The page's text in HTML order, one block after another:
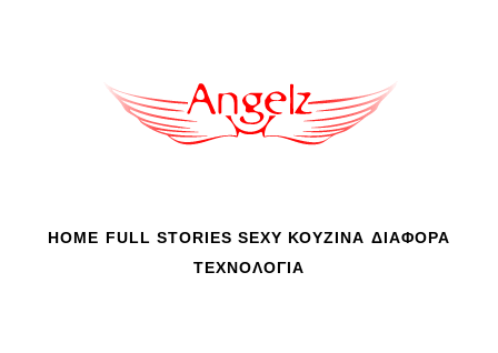
HOME FULL STORIES SEXY ΚΟΥΖΙΝΑ ΔΙΑΦΟΡΑ
ΤΕΧΝΟΛΟΓΙΑ